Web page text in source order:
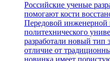
Российские ученые
помогают кости
Передовой инженерной
политехнического
разработали новый тип
отличие от